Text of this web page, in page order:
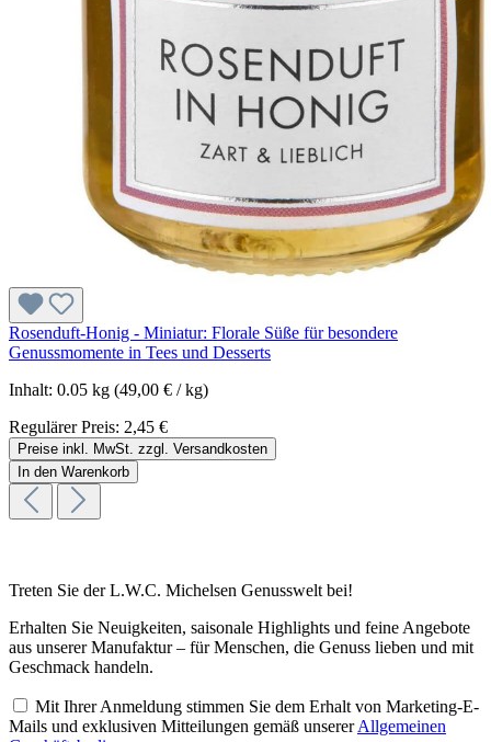
Rosenduft-Honig - Miniatur: Florale Süße für besondere
Genussmomente in Tees und Desserts
Inhalt: 0.05 kg (49,00 € / kg)
Regulärer Preis: 2,45 €
Preise inkl. MwSt. zzgl. Versandkosten
In den Warenkorb
Treten Sie der L.W.C. Michelsen Genusswelt bei!
Erhalten Sie Neuigkeiten, saisonale Highlights und feine Angebote
aus unserer Manufaktur – für Menschen, die Genuss lieben und mit
Geschmack handeln.
Mit Ihrer Anmeldung stimmen Sie dem Erhalt von Marketing-E-
Mails und exklusiven Mitteilungen gemäß unsererAllgemeinen